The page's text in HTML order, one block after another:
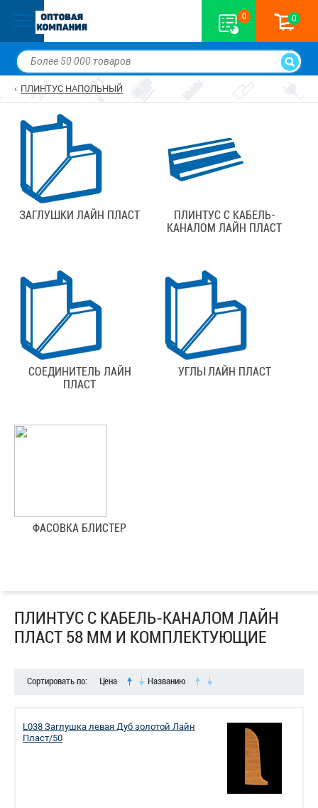
0 0
ПЛИНТУС НАПОЛЬНЫЙ
ЗАГЛУШКИ ЛАЙН ПЛАСТ
ПЛИНТУС С КАБЕЛЬ-
КАНАЛОМ ЛАЙН ПЛАСТ
СОЕДИНИТЕЛЬ ЛАЙН
ПЛАСТ
УГЛЫ ЛАЙН ПЛАСТ
ФАСОВКА БЛИСТЕР
ПЛИНТУС С КАБЕЛЬ-КАНАЛОМ ЛАЙН
ПЛАСТ 58 ММ И КОМПЛЕКТУЮЩИЕ
Сортировать по: Цена Названию
L038 Заглушка левая Дуб золотой Лайн
Пласт/50